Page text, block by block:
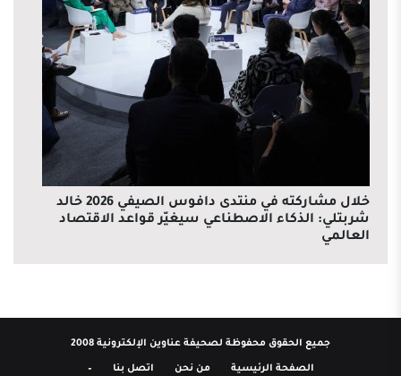
خلال مشاركته في منتدى دافوس الصيفي 2026 خالد
شربتلي: الذكاء الاصطناعي سيغيّر قواعد الاقتصاد
العالمي
جميع الحقوق محفوظة لصحيفة عناوين الإلكترونية 2008
الصفحة الرئيسية من نحن اتصل بنا –